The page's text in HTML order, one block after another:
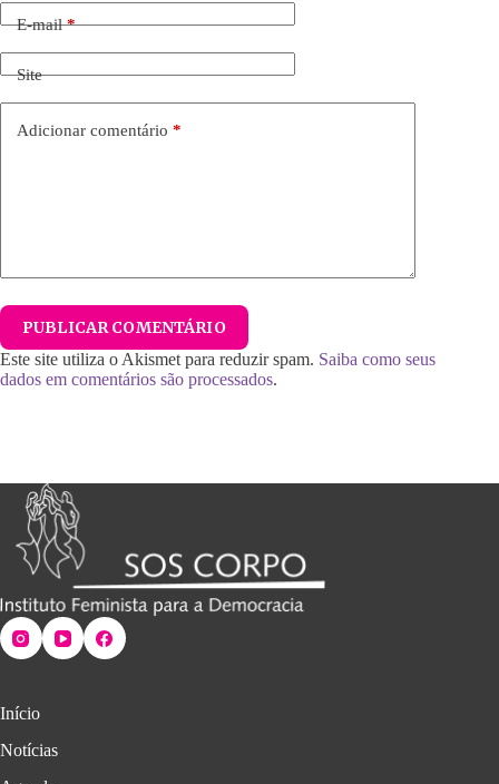
E-mail*
Site
Adicionar comentário *
PUBLICAR COMENTÁRIO
Este site utiliza o Akismet para reduzir spam. Saiba como seus
dados em comentários são processados.
Início
Notícias